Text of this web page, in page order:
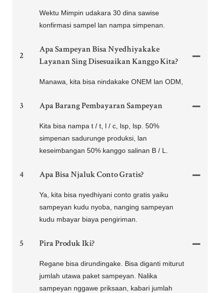
Wektu Mimpin udakara 30 dina sawise
konfirmasi sampel lan nampa simpenan.
2
Apa Sampeyan Bisa Nyedhiyakake
Layanan Sing Disesuaikan Kanggo Kita?
Manawa, kita bisa nindakake ONEM lan ODM,
3 Apa Barang Pembayaran Sampeyan
Kita bisa nampa t / t, l / c, lsp, lsp. 50%
simpenan sadurunge produksi, lan
keseimbangan 50% kanggo salinan B / L.
4 Apa Bisa Njaluk Conto Gratis?
Ya, kita bisa nyedhiyani conto gratis yaiku
sampeyan kudu nyoba, nanging sampeyan
kudu mbayar biaya pengiriman.
5 Pira Produk Iki?
Regane bisa dirundingake. Bisa diganti miturut
jumlah utawa paket sampeyan. Nalika
sampeyan nggawe priksaan, kabari jumlah